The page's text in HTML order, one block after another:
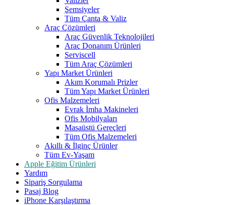
Şemsiyeler
Tüm Çanta & Valiz
Araç Çözümleri
Araç Güvenlik Teknolojileri
Araç Donanım Ürünleri
Serviscell
Tüm Araç Çözümleri
Yapı Market Ürünleri
Akım Korumalı Prizler
Tüm Yapı Market Ürünleri
Ofis Malzemeleri
Evrak İmha Makineleri
Ofis Mobilyaları
Masaüstü Gereçleri
Tüm Ofis Malzemeleri
Akıllı & İlginç Ürünler
Tüm Ev-Yaşam
Apple Eğitim Ürünleri
Yardım
Sipariş Sorgulama
Pasaj Blog
iPhone Karşılaştırma